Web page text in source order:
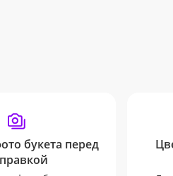
букета перед